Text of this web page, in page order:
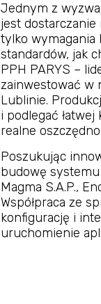
Jednym z
jest dostarczanie
tylko wymagania
standardów, jak
PPH PARYS –
zainwestować w
Lublinie.
i podlegać
realne
Poszukując
budowę
Magma S.A.P.,
Współpraca ze
konfigurację i
uruchomienie